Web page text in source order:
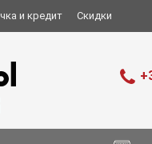
и кредит Скидки